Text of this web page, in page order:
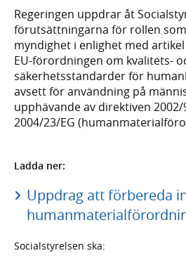
Regeringen uppdrar åt
förutsättningarna för rollen
myndighet i enlighet med
EU-förordningen om kvalitets-
säkerhetsstandarder för
avsett för användning på
upphävande av direktiven 2002/
2004/23/EG
Ladda ner:
Uppdrag att förbereda
Socialstyrelsen ska: